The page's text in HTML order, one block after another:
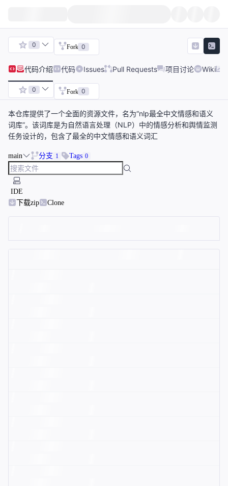
0 Fork 0
代码介绍 代码 Issues Pull Requests 项目讨论 Wiki
0 Fork 0
本仓库提供了一个全面的资源文件，名为“nlp最全中文情感和语义
词库”。该词库是为自然语言处理（NLP）中的情感分析和舆情监测
任务设计的，包含了最全的中文情感和语义词汇
main 分支 1 Tags 0
IDE
下载zip
Clone